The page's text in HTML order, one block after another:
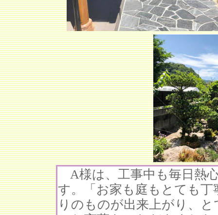
A様は、工事中も毎日熱
す。「お家も庭もとても
りのものが出来上がり、